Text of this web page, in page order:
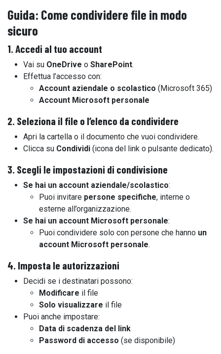
Guida: Come condividere file in modo
sicuro
1. Accedi al tuo account
Vai su OneDrive o SharePoint.
Effettua l’accesso con:
Account aziendale o scolastico (Microsoft 365)
Account Microsoft personale
2. Seleziona il file o l’elenco da condividere
Apri la cartella o il documento che vuoi condividere.
Clicca su Condividi (icona del link o pulsante dedicato).
3. Scegli le impostazioni di condivisione
Se hai un account aziendale/scolastico:
Puoi invitare persone specifiche, interne o
esterne all’organizzazione.
Se hai un account Microsoft personale:
Puoi condividere solo con persone che hanno un
account Microsoft personale.
4. Imposta le autorizzazioni
Decidi se i destinatari possono:
Modificare il file
Solo visualizzare il file
Puoi anche impostare:
Data di scadenza del link
Password di accesso (se disponibile)